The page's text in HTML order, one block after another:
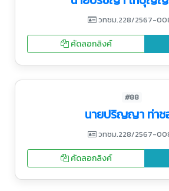
วทชม.228/2567-
คัดลอกลิงค์
#88
นายปริญญา ท่าช
วทชม.228/2567-
คัดลอกลิงค์